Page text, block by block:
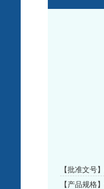
【批准文号】
【产品规格】